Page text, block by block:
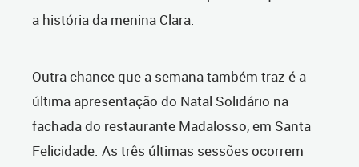
a história da menina Clara.
Outra chance que a semana também traz é a
última apresentação do Natal Solidário na
fachada do restaurante Madalosso, em Santa
Felicidade. As três últimas sessões ocorrem